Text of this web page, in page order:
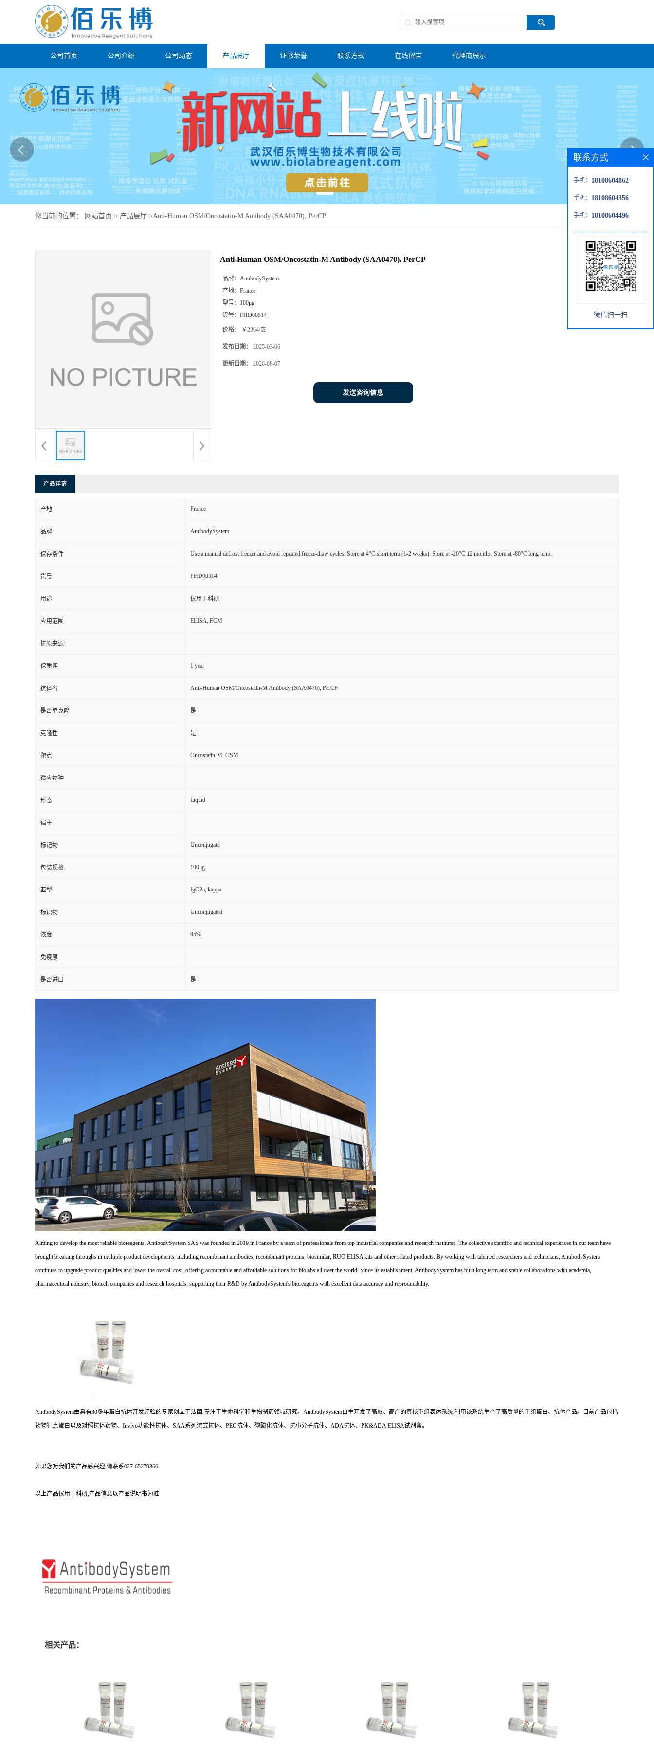
公司首页 公司介绍 公司动态 产品展厅 证书荣誉 联系方式 在线留言 代理商展示
您当前的位置： 网站首页 > 产品展厅 >Anti-Human OSM/Oncostatin-M Antibody (SAA0470), PerCP
Anti-Human OSM/Oncostatin-M Antibody (SAA0470), PerCP
品牌： AntibodySystem
产地： France
型号： 100μg
货号： FHD00514
价格： ￥2364/支
发布日期： 2025-03-06
更新日期： 2026-08-07
发送咨询信息
产品详请
产地 France
品牌 AntibodySystem
保存条件 Use a manual defrost freezer and avoid repeated freeze-thaw cycles. Store at 4°C short term (1-2 weeks). Store at -20°C 12 months. Store at -80°C long term.
货号 FHD00514
用途 仅用于科研
应用范围 ELISA, FCM
抗原来源
保质期 1 year
抗体名 Anti-Human OSM/Oncostatin-M Antibody (SAA0470), PerCP
是否单克隆 是
克隆性 是
靶点 Oncostatin-M, OSM
适应物种
形态 Liquid
宿主
标记物 Unconjugate
包装规格 100μg
亚型 IgG2a, kappa
标识物 Unconjugated
浓度 95%
免疫原
是否进口 是
Aiming to develop the most reliable bioreagents, AntibodySystem SAS was founded in 2019 in France by a team of professionals from top industrial companies and research institutes. The collective scientific and technical experiences in our team have
brought breaking throughs in multiple product developments, including recombinant antibodies, recombinant proteins, biosimilar, RUO ELISA kits and other related products. By working with talented researchers and technicians, AntibodySystem
continues to upgrade product qualities and lower the overall cost, offering accountable and affordable solutions for biolabs all over the world. Since its establishment, AntibodySystem has built long term and stable collaborations with academia,
pharmaceutical industry, biotech companies and research hospitals, supporting their R&D by AntibodySystem's bioreagents with excellent data accuracy and reproducibility.
AntibodySystem由具有30多年蛋白抗体开发经验的专家创立于法国,专注于生命科学和生物制药领域研究。AntibodySystem自主开发了高效、高产的真核重组表达系统,利用该系统生产了高质量的重组蛋白、抗体产品。目前产品包括
药物靶点蛋白以及对照抗体药物、Invivo功能性抗体、SAA系列流式抗体、PEG抗体、磷酸化抗体、抗小分子抗体、ADA抗体、PK&ADA ELISA试剂盒。
如果您对我们的产品感兴趣,请联系027-65279366
以上产品仅用于科研,产品信息以产品说明书为准
相关产品：
联系方式
手机： 18108604862
手机： 18108604356
手机： 18108604496
微信扫一扫